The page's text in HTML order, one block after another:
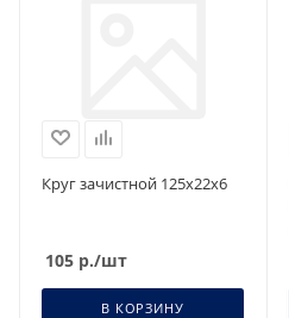
Круг зачистной 125х22х6
105 р./шт
В КОРЗИНУ